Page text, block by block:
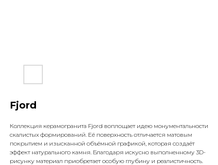
Fjord
Коллекция керамогранита Fjord воплощает идею монументальности
скалистых формирований. Её поверхность отличается матовым
покрытием и изысканной объёмной графикой, которая создаёт
эффект натурального камня. Благодаря искусно выполненному 3D-
рисунку материал приобретает особую глубину и реалистичность.